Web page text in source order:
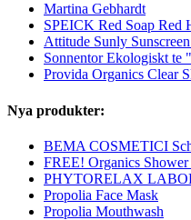
Martina Gebhardt
SPEICK Red Soap Red
Attitude Sunly
Sonnentor Ekologiskt te
Provida Organics Clear
Nya produkter:
BEMA COSMETICI
FREE! Organics
PHYTORELAX
Propolia Face Mask
Propolia Mouthwash